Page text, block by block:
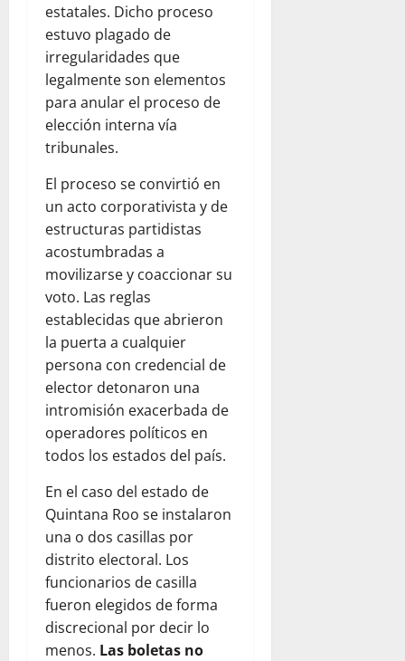
estatales. Dicho proceso
estuvo plagado de
irregularidades que
legalmente son elementos
para anular el proceso de
elección interna vía
tribunales.
El proceso se convirtió en
un acto corporativista y de
estructuras partidistas
acostumbradas a
movilizarse y coaccionar su
voto. Las reglas
establecidas que abrieron
la puerta a cualquier
persona con credencial de
elector detonaron una
intromisión exacerbada de
operadores políticos en
todos los estados del país.
En el caso del estado de
Quintana Roo se instalaron
una o dos casillas por
distrito electoral. Los
funcionarios de casilla
fueron elegidos de forma
discrecional por decir lo
menos. Las boletas no